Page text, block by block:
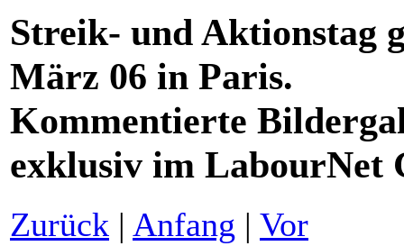
Streik- und Aktionstag
März 06 in Paris.
Kommentierte
exklusiv im LabourNet
Zurück | Anfang | Vor